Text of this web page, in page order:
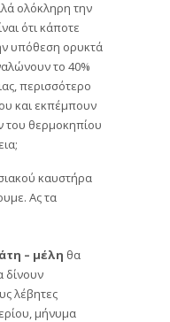
ολόκληρη την
ότι κάποτε
υπόθεση ορυκτά
το 40%
περισσότερο
και εκπέμπουν
του θερμοκηπίου
καυστήρα
Ας τα
– μέλη θα
δίνουν
λέβητες
μήνυμα